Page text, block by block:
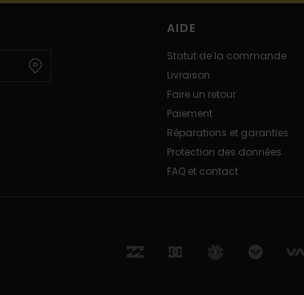
AIDE
Statut de la commande
Livraison
Faire un retour
Paiement
Réparations et garanties
Protection des données
FAQ et contact